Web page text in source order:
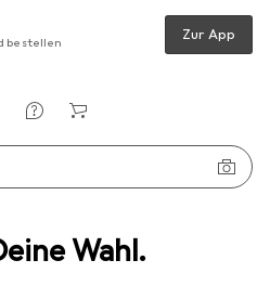
Wahl.
bestellen Zur App
Dermacol Acnecover